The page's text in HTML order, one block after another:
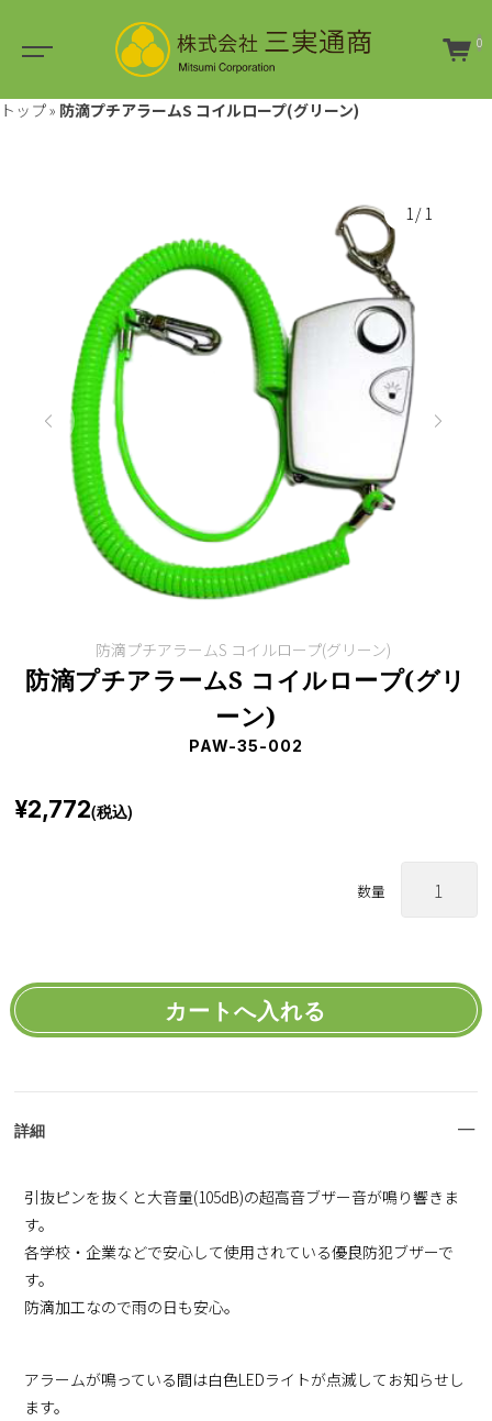
0
トップ» 防滴プチアラームS コイルロープ(グリーン)
防滴プチアラームS コイルロープ(グリーン)
1/1
防滴プチアラームS コイルロープ(グリ
ーン)
PAW-35-002
¥2,772(税込)
数量
詳細
引抜ピンを抜くと大音量(105dB)の超高音ブザー音が鳴り響きま
す。
各学校・企業などで安心して使用されている優良防犯ブザーで
す。
防滴加工なので雨の日も安心。
アラームが鳴っている間は白色LEDライトが点滅してお知らせし
ます。